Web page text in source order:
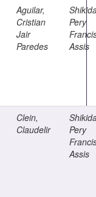
Aguilar,
Cristian
Jair
Paredes
Pery
Assis
Clein,
Claudelir
Pery
Assis